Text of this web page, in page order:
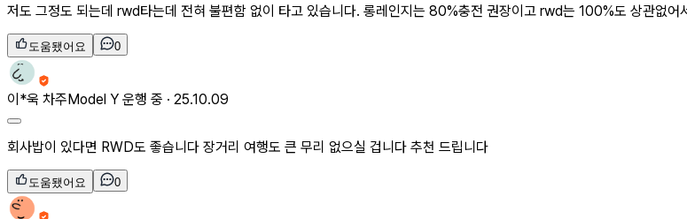
저도 그정도 되는데 rwd타는데 전혀 불편함 없이 타고 있습니다. 롱레인지는 80%충전 권장이고 rwd는 100%도 상관없
도움됐어요 0
이*욱 차주Model Y 운행 중 · 25.10.09
회사밥이 있다면 RWD도 좋습니다 장거리 여행도 큰 무리 없으실 겁니다 추천 드립니다
도움됐어요 0